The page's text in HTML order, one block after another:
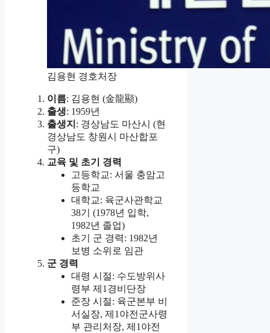
김용현 경호처장
이름: 김용현 (金龍顯)
출생: 1959년
출생지 : 경상남도 마산시 (현
경상남도 창원시 마산합포
구)
교육 및 초기 경력
고등학교: 서울 충암고
등학교
대학교: 육군사관학교
38기 (1978년 입학,
1982년 졸업)
초기 군 경력: 1982년
보병 소위로 임관
군 경력
대령 시절: 수도방위사
령부 제1경비단장
준장 시절: 육군본부 비
서실장, 제1야전군사령
부 관리처장, 제1야전